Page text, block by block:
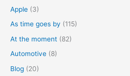
Apple (3)
As time goes by (115)
At the moment (82)
Automotive (8)
Blog (20)